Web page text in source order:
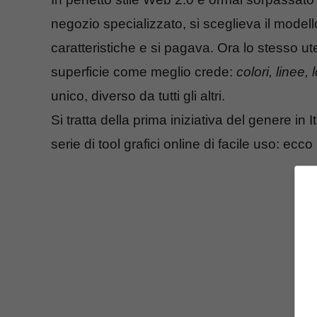
negozio specializzato, si sceglieva il
caratteristiche e si pagava. Ora lo stesso
superficie come meglio crede: colori, linee,
unico, diverso da tutti gli altri.
Si tratta della prima iniziativa del genere in
serie di tool grafici online di facile uso: ecco